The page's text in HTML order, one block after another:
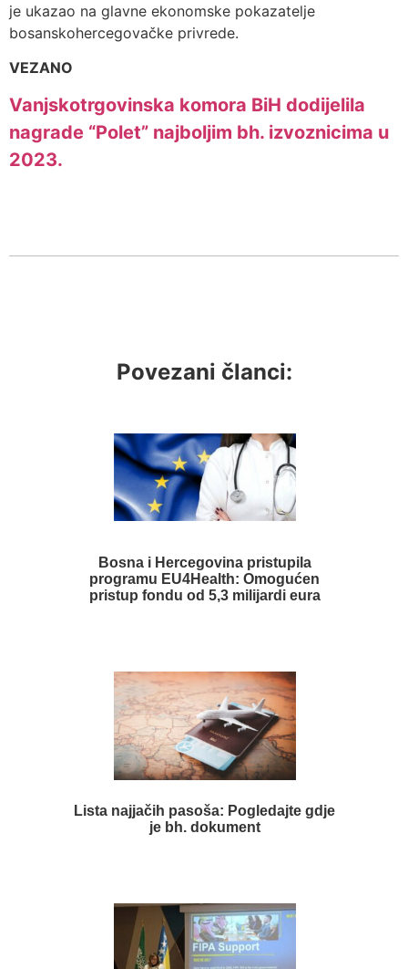
je ukazao na glavne ekonomske pokazatelje
bosanskohercegovačke privrede.
VEZANO
Vanjskotrgovinska komora BiH dodijelila
nagrade “Polet” najboljim bh. izvoznicima u
2023.
Povezani članci:
Bosna i Hercegovina pristupila
programu EU4Health: Omogućen
pristup fondu od 5,3 milijardi eura
Lista najjačih pasoša: Pogledajte gdje
je bh. dokument